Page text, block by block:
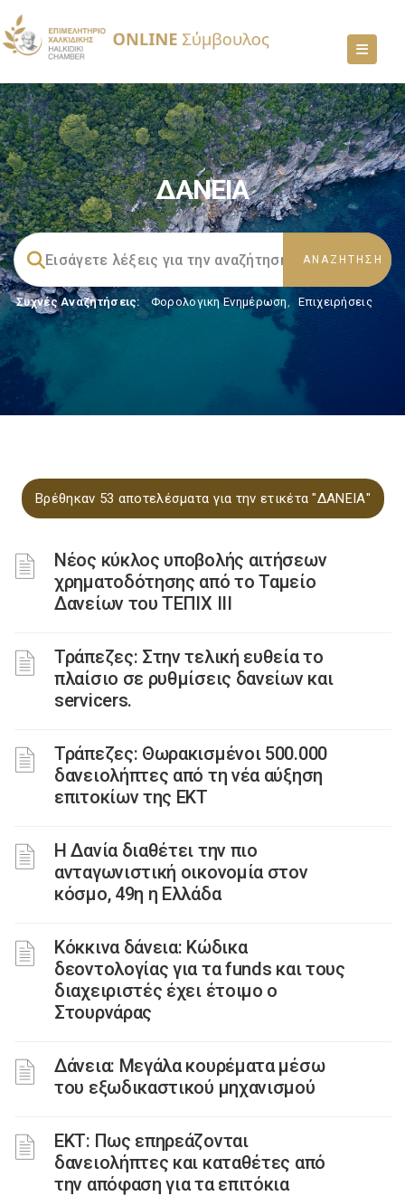
ΔΑΝΕΙΑ
Συχνές Αναζητήσεις: Φορολογικη Ενημέρωση, Επιχειρήσεις
Βρέθηκαν 53 αποτελέσματα για την ετικέτα "ΔΑΝΕΙΑ"
Νέος κύκλος υποβολής αιτήσεων
χρηματοδότησης από το Ταμείο
Δανείων του ΤΕΠΙΧ ΙΙΙ
Τράπεζες: Στην τελική ευθεία το
πλαίσιο σε ρυθμίσεις δανείων και
servicers.
Τράπεζες: Θωρακισμένοι 500.000
δανειολήπτες από τη νέα αύξηση
επιτοκίων της ΕΚΤ
Η Δανία διαθέτει την πιο
ανταγωνιστική οικονομία στον
κόσμο, 49η η Ελλάδα
Κόκκινα δάνεια: Κώδικα
δεοντολογίας για τα funds και τους
διαχειριστές έχει έτοιμο ο
Στουρνάρας
Δάνεια: Μεγάλα κουρέματα μέσω
του εξωδικαστικού μηχανισμού
ΕΚΤ: Πως επηρεάζονται
δανειολήπτες και καταθέτες από
την απόφαση για τα επιτόκια